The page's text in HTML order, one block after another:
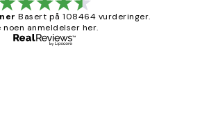
Basert på 108464 vurderinger.
noen anmeldelser her.